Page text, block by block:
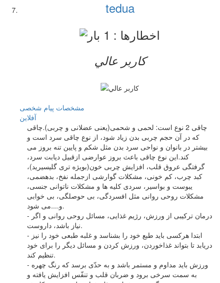
tedua
کاربر عالي
مشخصات پیام شخصی
آفلاين
چاقی 2 نوع است: لحمی و شحمی(یعنی عضلانی و چربی).چاقی
که در آن حجم چربی بدن زیاد شود، از نوع چاقی سرد است و
بیشتر در بانوان و نواحی سرد بدن مثل شکم و پایین تنه بروز می
کند.این نوع چاقی باعث بروز عوارضی ازقبیل دیابت سرد،
گرفتگی عروق قلب، افزایش چربی خون(بویژه تری گلیسیرید)،
کبد چرب، کم خونی، مشکلات گوارشی ازجمله نفخ، بدهضمی،
یبوست و بواسیر، سردی کلیه ها و مشکلات ناتوانی جنسی،
مشکلات روحی روانی مثل افسردگی، بی حوصلگی، بی خوابی
و....می شود.
- درمان ترکیبی از ورزش، رژیم غذایی، مسائل روحی روانی و اگر
نیاز باشد، داروست.
- ابتدا هرکسی باید طبع خود را بشناسد و غلبه طبعی خود را نیز
دریابد تا بتواند غذاخوردن، ورزش کردن و مسائل دیگر را برای خود
تنظیم کند.
- ورزش باید مداوم و مستمر باشد و به حدّی برسد که رنگ چهره
به سمت سرخی برود و ضربان قلب و تنفّس افزایش یافته و